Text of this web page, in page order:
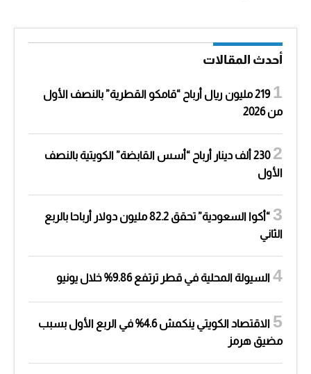
أحدث المقالات
219 مليون ريال أرباح “قامكو القطرية” بالنصف الأول
من 2026
230 ألف دينار أرباح “أسس القابضة” الكويتية بالنصف
الأول
“أكوا السعودية” تحقق 82.2 مليون دولار أرباحا بالربع
الثاني
السيولة المحلية في قطر ترتفع 9.86% خلال يونيو
الاقتصاد الكويتي ينكمش 4.6% في الربع الأول بسبب
مضيق هرمز